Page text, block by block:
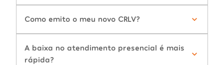
Como emito o meu novo CRLV?
A baixa no atendimento presencial é mais
rápida?